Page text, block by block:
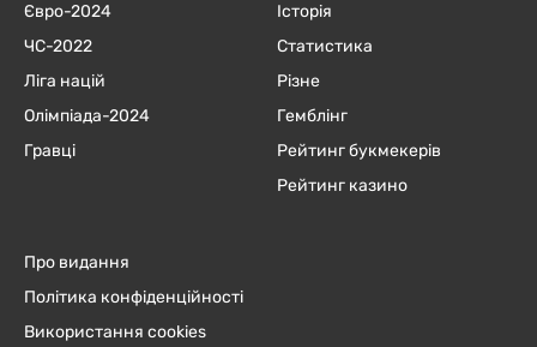
Євро-2024
ЧC-2022
Ліга націй
Олімпіада-2024
Гравці
Історія
Статистика
Різне
Гемблінг
Рейтинг букмекерів
Рейтинг казино
Про видання
Політика конфіденційності
Використання cookies